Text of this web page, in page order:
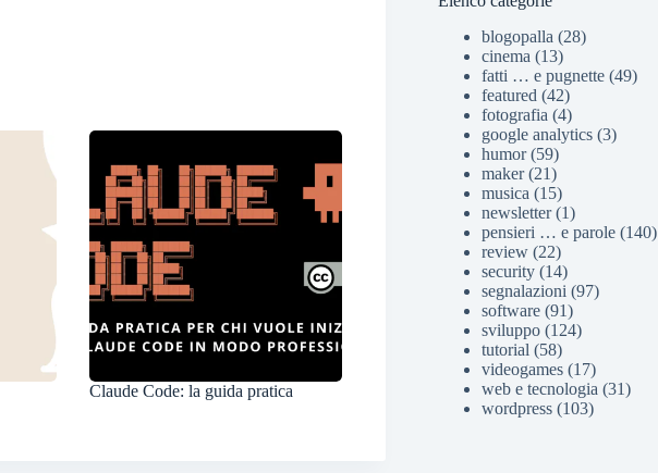
Claude Code: la guida pratica
blogopalla (28)
cinema (13)
fatti … e pugnette (49)
featured (42)
fotografia (4)
google analytics (3)
humor(59)
maker(21)
musica (15)
newsletter(1)
pensieri … e parole (140)
review (22)
security (14)
segnalazioni (97)
software (91)
sviluppo (124)
tutorial (58)
videogames (17)
web e tecnologia (31)
wordpress (103)